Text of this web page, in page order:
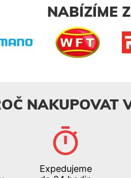
NABÍZÍME
NAKUPOVAT
Expedujeme